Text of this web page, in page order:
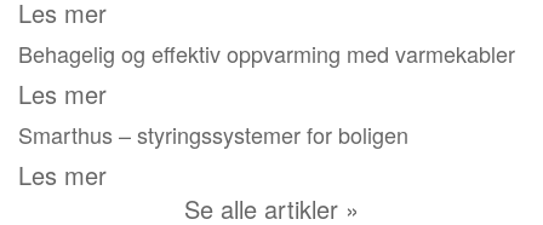
Les mer
Behagelig og effektiv oppvarming med varmekabler
Les mer
Smarthus – styringssystemer for boligen
Les mer
Se alle artikler »